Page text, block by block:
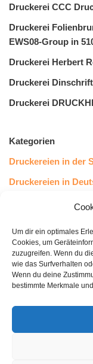
Um dir ein optimales
Cookies, um
zuzugreifen. Wenn du
wie das Surfverhalten
Wenn du deine
bestimmte Merkmale
Druckerei CCC
Druckerei
EWS08-Group in
Druckerei Herbert
Druckerei
Druckerei
Kategorien
Druckereien in der
Druckereien in
Druckereien in
Kundenstimmen